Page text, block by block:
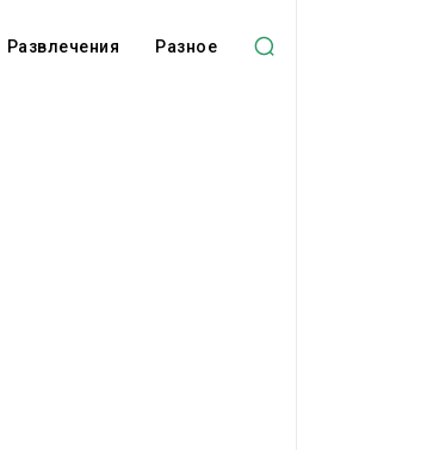
Развлечения Разное